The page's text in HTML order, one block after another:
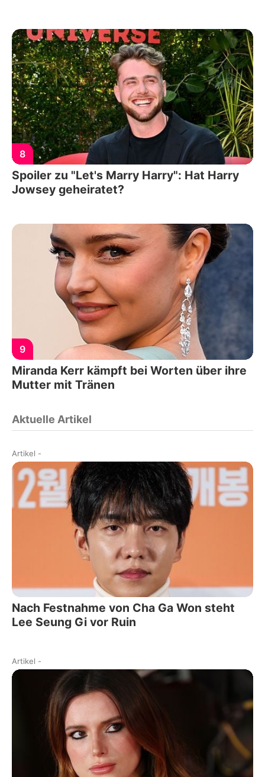
8
Spoiler zu "Let's Marry Harry": Hat Harry
Jowsey geheiratet?
9
Miranda Kerr kämpft bei Worten über ihre
Mutter mit Tränen
Aktuelle Artikel
Artikel -
Nach Festnahme von Cha Ga Won steht
Lee Seung Gi vor Ruin
Artikel -